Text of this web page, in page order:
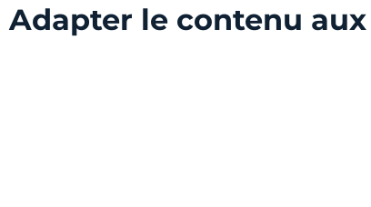
Adapter le contenu